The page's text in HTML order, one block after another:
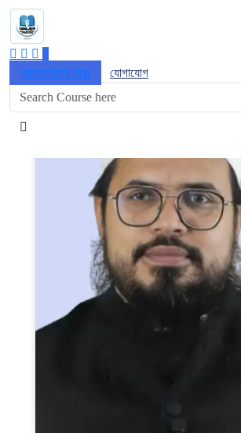
0
আফতাবনগর শাখা
যোগাযোগ